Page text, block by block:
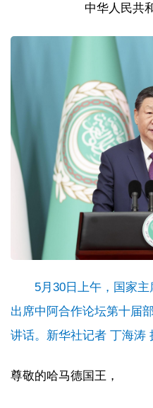
中华人民共
5月30日上午，国家
出席中阿合作论坛第十届
讲话。新华社记者 丁海涛
尊敬的哈马德国王，